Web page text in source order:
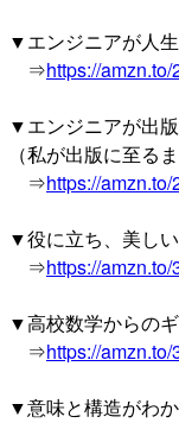
▼エンジニアが人
⇒https://
▼エンジニアが出
（私が出版に至る
⇒https://
▼役に立ち、美し
⇒https://
▼高校数学からの
⇒https://
▼意味と構造がわ